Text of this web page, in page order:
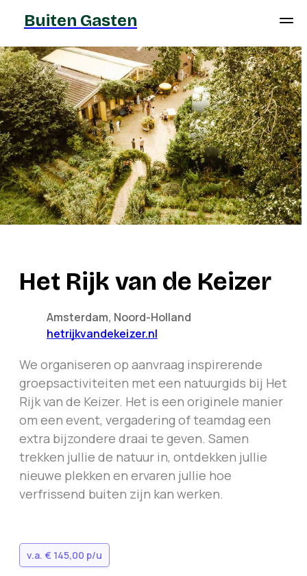
Buiten Gasten
Het Rijk van de Keizer
Amsterdam, Noord-Holland
hetrijkvandekeizer.nl
We organiseren op aanvraag inspirerende
groepsactiviteiten met een natuurgids bij Het
Rijk van de Keizer. Het is een originele manier
om een event, vergadering of teamdag een
extra bijzondere draai te geven. Samen
trekken jullie de natuur in, ontdekken jullie
nieuwe plekken en ervaren jullie hoe
verfrissend buiten zijn kan werken.
v.a. € 145,00 p/u